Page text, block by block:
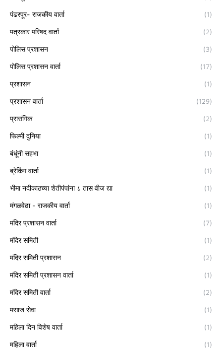
पंढरपूर- राजकीय वार्ता (1)
पत्रकार परिषद वार्ता (2)
पोलिस प्रशासन (3)
पोलिस प्रशासन वार्ता (17)
प्रशासन (1)
प्रशासन वार्ता (129)
प्रासंगिक (2)
फिल्मी दुनिया (1)
बंधूंनी सहभा (1)
ब्रेकिंग वार्ता (1)
भीमा नदीकाठच्या शेतीपंपांना ८ तास वीज द्या (1)
मंगळवेढा - राजकीय वार्ता (1)
मंदिर प्रशासन वार्ता (7)
मंदिर समिती (1)
मंदिर समिती प्रशासन (2)
मंदिर समिती प्रशासन वार्ता (1)
मंदिर समिती वार्ता (2)
मसाज सेवा (1)
महिला दिन विशेष वार्ता (1)
महिला वार्ता (1)